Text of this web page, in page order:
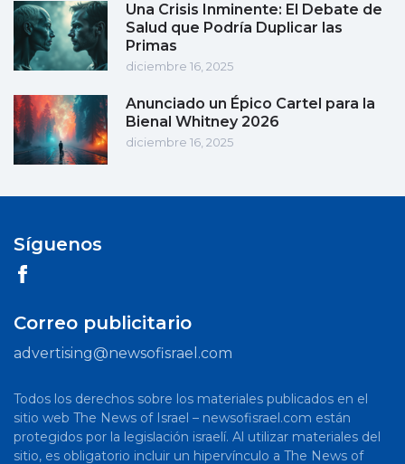
Una Crisis Inminente: El Debate de
Salud que Podría Duplicar las
Primas
diciembre 16, 2025
Anunciado un Épico Cartel para la
Bienal Whitney 2026
diciembre 16, 2025
Síguenos
Correo publicitario
advertising@newsofisrael.com
Todos los derechos sobre los materiales publicados en el
sitio web The News of Israel – newsofisrael.com están
protegidos por la legislación israelí. Al utilizar materiales del
sitio, es obligatorio incluir un hipervínculo a The News of